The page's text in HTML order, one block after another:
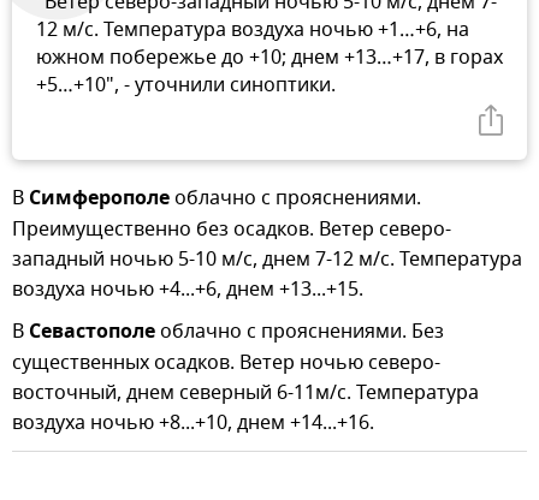
12 м/с. Температура воздуха ночью +1…+6, на
южном побережье до +10; днем +13…+17, в горах
+5…+10", - уточнили синоптики.
В Симферополе облачно с прояснениями.
Преимущественно без осадков. Ветер северо-
западный ночью 5-10 м/с, днем 7-12 м/с. Температура
воздуха ночью +4...+6, днем +13...+15.
В Севастополе облачно с прояснениями. Без
существенных осадков. Ветер ночью северо-
восточный, днем северный 6-11м/с. Температура
воздуха ночью +8...+10, днем +14...+16.